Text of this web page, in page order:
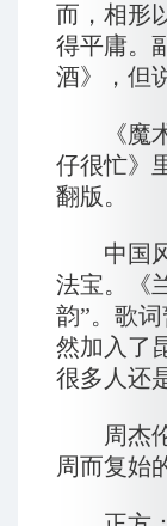
而，相形
得平庸。
酒》，但
《魔术
仔很忙》
翻版。
中国风
法宝。《
韵”。歌
然加入了
很多人还
周杰伦
周而复始